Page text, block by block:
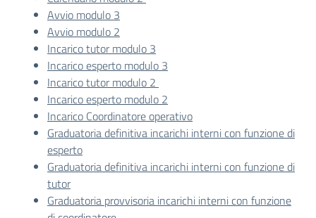
Avvio modulo 3
Avvio modulo 2
Incarico tutor modulo 3
Incarico esperto modulo 3
Incarico tutor modulo 2
Incarico esperto modulo 2
Incarico Coordinatore operativo
Graduatoria definitiva incarichi interni con funzione di
esperto
Graduatoria definitiva incarichi interni con funzione di
tutor
Graduatoria provvisoria incarichi interni con funzione